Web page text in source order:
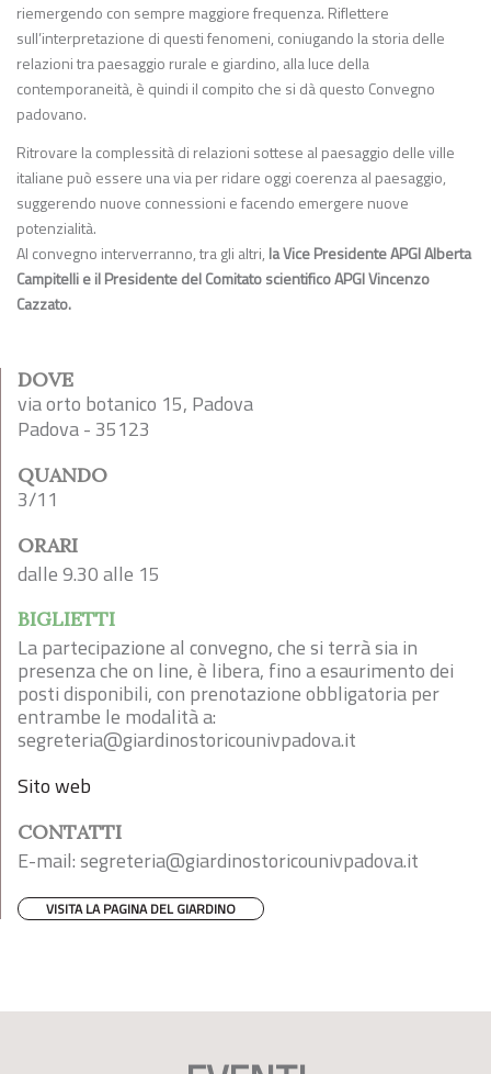
riemergendo con sempre maggiore frequenza. Riflettere
sull’interpretazione di questi fenomeni, coniugando la storia delle
relazioni tra paesaggio rurale e giardino, alla luce della
contemporaneità, è quindi il compito che si dà questo Convegno
padovano.
Ritrovare la complessità di relazioni sottese al paesaggio delle ville
italiane può essere una via per ridare oggi coerenza al paesaggio,
suggerendo nuove connessioni e facendo emergere nuove
potenzialità.
Al convegno interverranno, tra gli altri, la Vice Presidente APGI Alberta
Campitelli e il Presidente del Comitato scientifico APGI Vincenzo
Cazzato.
DOVE
via orto botanico 15, Padova
Padova - 35123
QUANDO
3/11
ORARI
dalle 9.30 alle 15
BIGLIETTI
La partecipazione al convegno, che si terrà sia in
presenza che on line, è libera, fino a esaurimento dei
posti disponibili, con prenotazione obbligatoria per
entrambe le modalità a:
segreteria@giardinostoricounivpadova.it
Sito web
CONTATTI
E-mail:segreteria@giardinostoricounivpadova.it
VISITA LA PAGINA DEL GIARDINO